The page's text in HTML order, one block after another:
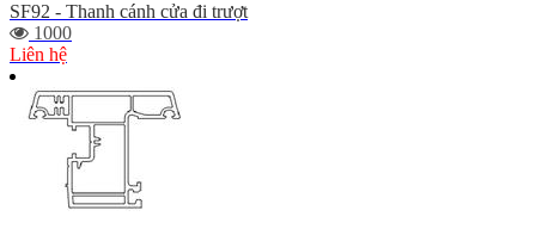
SF92 - Thanh cánh cửa đi trượt
1000
Liên hệ